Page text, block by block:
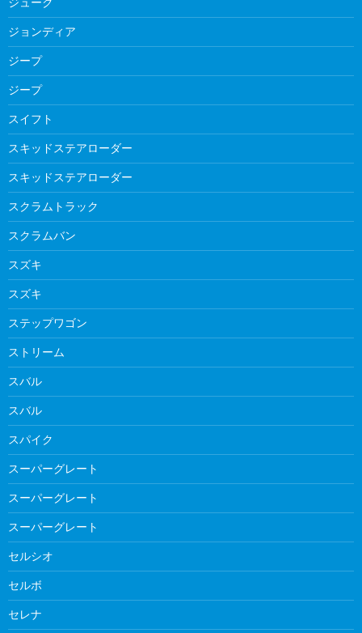
ジョンディア
ジープ
ジープ
スイフト
スキッドステアローダー
スキッドステアローダー
スクラムトラック
スクラムバン
スズキ
スズキ
ステップワゴン
ストリーム
スバル
スバル
スパイク
スーパーグレート
スーパーグレート
スーパーグレート
セルシオ
セルボ
セレナ